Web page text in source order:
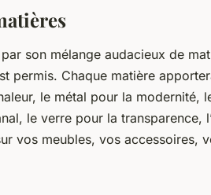
son mélange audacieux de
permis. Chaque matière
le métal pour la modernité,
le verre pour la transparence,
vos meubles, vos accessoires,